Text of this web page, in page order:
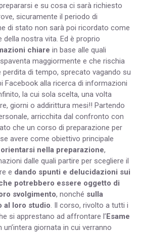
e su cosa ci sarà richiesto
sicuramente il periodo di
di stato non sarà poi ricordato come
nostra vita. Ed è proprio
chiare in base alle quali
maggiormente e che rischia
perdita di tempo, sprecato vagando su
Facebook alla ricerca di informazioni
la cui sola scelta, una volta
giorni o addirittura mesi!! Partendo
arricchita dal confronto con
che un corso di preparazione per
avere come obiettivo principale
orientarsi nella preparazione,
dalle quali partire per scegliere il
e dando spunti e delucidazioni sui
potrebbero essere oggetto di
svolgimento, nonché sulla
al loro studio. Il corso, rivolto a tutti i
si apprestano ad affrontare l’Esame
un’intera giornata in cui verranno